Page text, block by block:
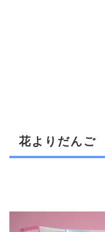
花よりだんご